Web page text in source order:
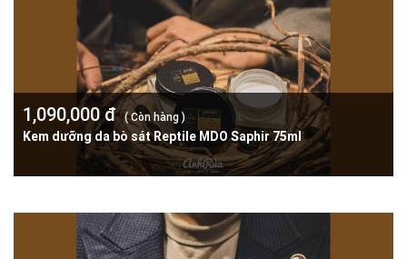
1,090,000 đ( Còn hàng )
Kem dưỡng da bò sát Reptile MDO Saphir 75ml